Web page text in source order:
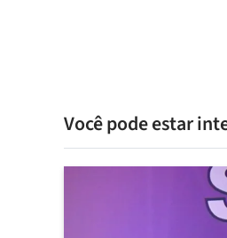
Você pode estar